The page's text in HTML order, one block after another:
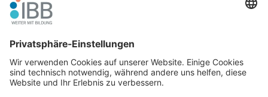
Ein Blog der
Cookie-Einstellungen
Glossar
Hinweisgeberschutz